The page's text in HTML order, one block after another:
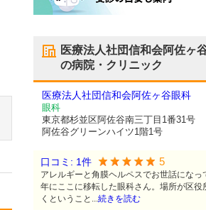
医療法人社団信和会阿佐ヶ
の病院・クリニック
医療法人社団信和会阿佐ヶ谷眼科
眼科
東京都杉並区阿佐谷南三丁目1番31号
阿佐谷グリーンハイツ1階1号
口コミ: 1件 5
アレルギーと角膜ヘルペスでお世話になっ
年にここに移転した眼科さん。場所が区役
くということ...続きを読む